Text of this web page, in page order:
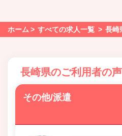
ホーム すべての求人一覧 長崎
長崎県のご利用者の声
その他/派遣